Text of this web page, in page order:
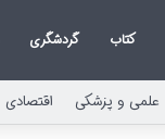
کتاب گردشگری
علمی و پزشکی اقتصادی